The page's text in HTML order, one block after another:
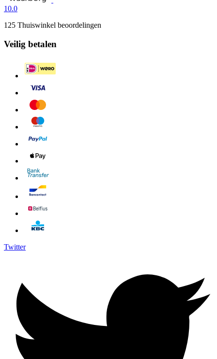
10.0
125 Thuiswinkel beoordelingen
Veilig betalen
Twitter